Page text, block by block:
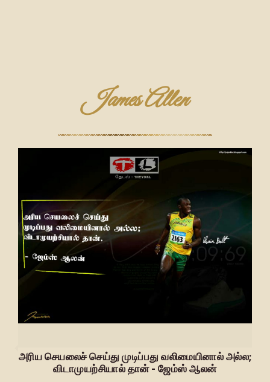
James Allen
அரிய செயலைச் செய்து முடிப்பது வலிமையினால் அல்ல;
விடாமுயற்சியால் தான் - ஜேம்ஸ் ஆலன்